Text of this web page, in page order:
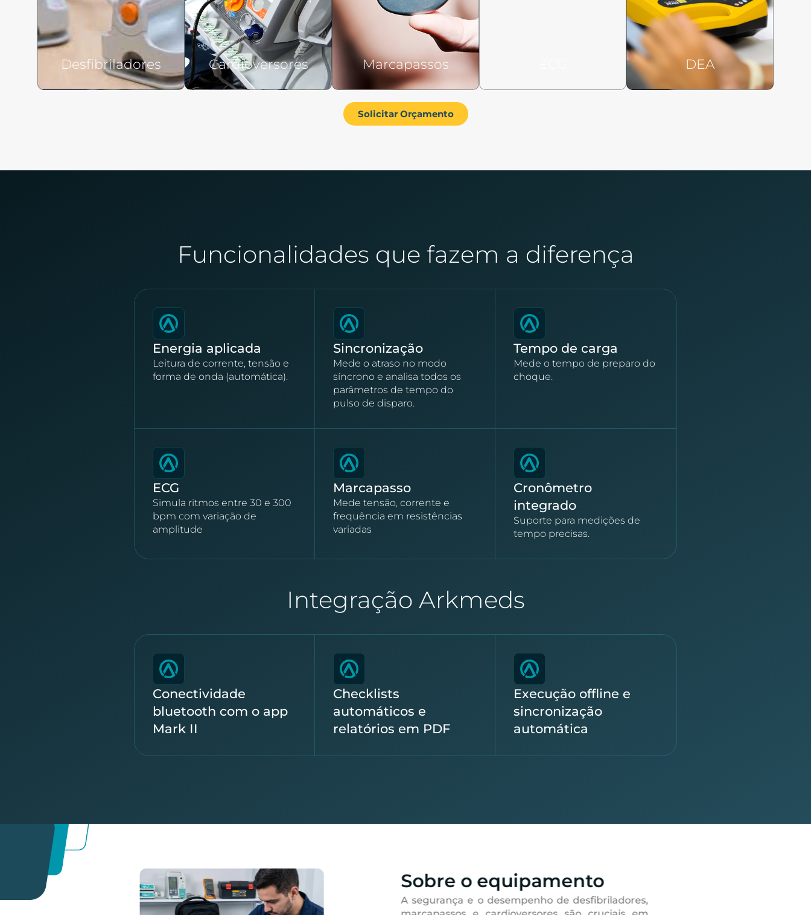
Desfibriladores Cardioversores Marcapassos DEA
Solicitar Orçamento
Funcionalidades que fazem a diferença
Energia aplicada
Leitura de corrente, tensão e
forma de onda (automática).
Sincronização
Mede o atraso no modo
síncrono e analisa todos os
parâmetros de tempo do
pulso de disparo.
Tempo de carga
Mede o tempo de preparo do
choque.
ECG
Simula ritmos entre 30 e 300
bpm com variação de
amplitude
Marcapasso
Mede tensão, corrente e
frequência em resistências
variadas
Cronômetro
integrado
Suporte para medições de
tempo precisas.
Integração Arkmeds
Conectividade
bluetooth com o app
Mark II
Checklists
automáticos e
relatórios em PDF
Execução offline e
sincronização
automática
Sobre o equipamento
A segurança e o desempenho de desfibriladores,